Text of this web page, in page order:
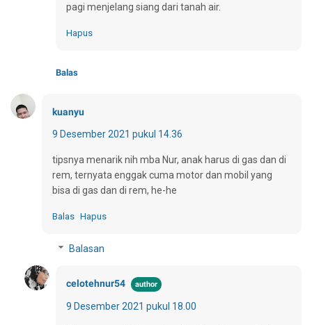
pagi menjelang siang dari tanah air.
Hapus
Balas
kuanyu
9 Desember 2021 pukul 14.36
tipsnya menarik nih mba Nur, anak harus di gas dan di
rem, ternyata enggak cuma motor dan mobil yang
bisa di gas dan di rem, he-he
Balas Hapus
Balasan
celotehnur54
9 Desember 2021 pukul 18.00